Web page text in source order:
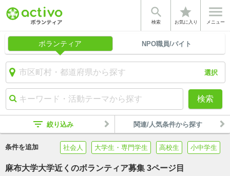

検索
star
お気に入り

メニュー
ボランティア NPO職員/バイト
選択
検索
filter_list 絞り込み 関連/人気条件から探す
条件を追加 社会人 大学生・専門学生 高校生 小中学生
麻布大学大学近くのボランティア募集 3ページ目